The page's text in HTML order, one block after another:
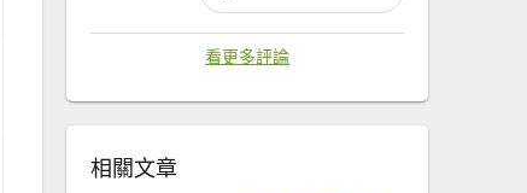
看更多評論
相關文章